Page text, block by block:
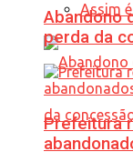
Assim
Abandono
perda da
Prefeitura